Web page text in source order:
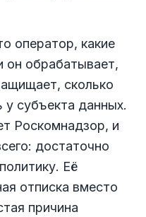
оператор, какие
он обрабатывает,
сколько
у субъекта данных.
Роскомнадзор, и
достаточно
Её
отписка вместо
причина